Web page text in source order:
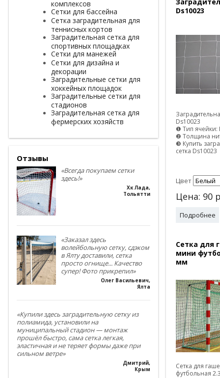
комплексов
Сетки для бассейна
Сетка заградительная для
теннисных кортов
Заградительная сетка для
спортивных площадках
Сетки для манежей
Сетки для дизайна и
декорации
Заградительные сетки для
хоккейных площадок
Заградительные сетки для
стадионов
Заградительная сетка для
фермерских хозяйств
Отзывы
«Всегда покупаем сетки
здесь!»
Хк Лада,
Тольятти
«Заказал здесь
волейбольную сетку, сдэком
в Ялту доставили, сетка
просто огнище... Качество
супер! Фото прикрепил»
Олег Васильевич,
Ялта
«Купили здесь заградительную сетку из
полиамида, установили на
муниципальный стадион — монтаж
прошёл быстро, сама сетка легкая,
эластичная и не теряет формы даже при
сильном ветре»
Дмитрий,
Крым
Ds10023
Ds10023
❶ Тип ячейки:
❷ Толщина
❸ Купить
сетка Ds10023
Цвет
Цена: 90
Подробнее
Сетка для
мини
мм
Сетка для
футбольная